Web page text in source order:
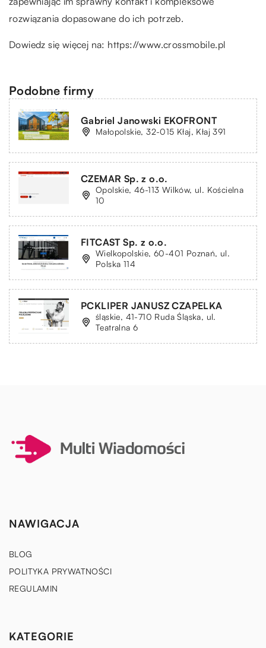
rozwiązania dopasowane do ich potrzeb.
Dowiedz się więcej na: https://www.crossmobile.pl
Podobne firmy
Gabriel Janowski EKOFRONT
Małopolskie, 32-015 Kłaj, Kłaj 391
CZEMAR Sp. z o.o.
Opolskie, 46-113 Wilków, ul. Kościelna
10
FITCAST Sp. z o.o.
Wielkopolskie, 60-401 Poznań, ul.
Polska 114
PCKLIPER JANUSZ CZAPELKA
śląskie, 41-710 Ruda Śląska, ul.
Teatralna 6
NAWIGACJA
BLOG
POLITYKA PRYWATNOŚCI
REGULAMIN
KATEGORIE